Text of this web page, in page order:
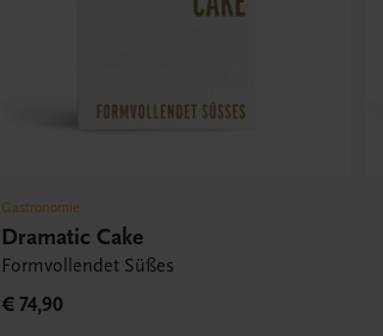
Gastronomie
Dramatic Cake
Formvollendet Süßes
€ 74,90